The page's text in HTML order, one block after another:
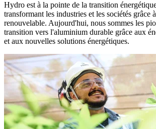
Hydro est à la pointe de la transition
transformant les industries et les sociétés grâce
renouvelable. Aujourd'hui, nous sommes les
transition vers l'aluminium durable grâce aux
et aux nouvelles solutions énergétiques.